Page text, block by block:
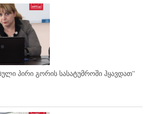
პირი გორის სასატუმროში ჰყავდათ''